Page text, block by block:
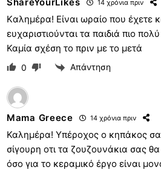
14 χρόνια πριν
Kαλημέρα! Είναι ωραίο που έχετε
ευχαριστιούνται τα παιδιά πιο πολύ
Καμία σχέση το πριν με το μετά
0 Απάντηση
Mama Greece 14 χρόνια πριν
Καλημέρα! Υπέροχος ο κηπάκος
σίγουρη οτι τα ζουζουνάκια σας
όσο για το κεραμικό έργο είναι